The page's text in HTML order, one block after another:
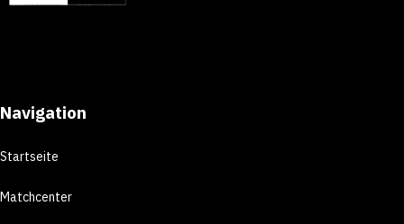
Navigation
Startseite
Matchcenter